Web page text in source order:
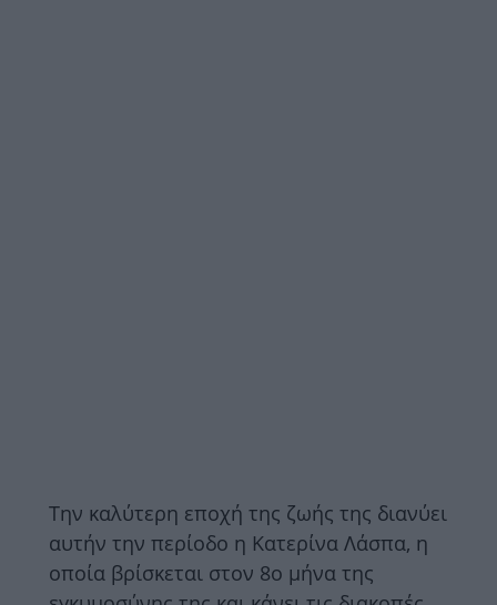
Την καλύτερη εποχή της ζωής της διανύει
αυτήν την περίοδο η Κατερίνα Λάσπα, η
οποία βρίσκεται στον 8ο μήνα της